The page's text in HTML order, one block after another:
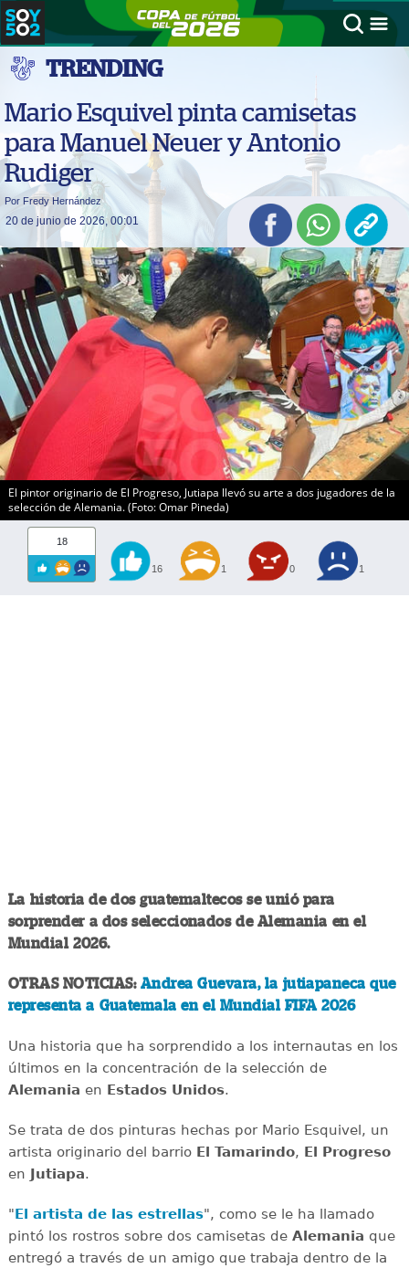
TRENDING
Mario Esquivel pinta camisetas
para Manuel Neuer y Antonio
Rudiger
Por Fredy Hernández
20 de junio de 2026, 00:01
El pintor originario de El Progreso, Jutiapa llevó su arte a dos jugadores de la
selección de Alemania. (Foto: Omar Pineda)
18
16 1 0 1
La historia de dos guatemaltecos se unió para
sorprender a dos seleccionados de Alemania en el
Mundial 2026.
OTRAS NOTICIAS: Andrea Guevara, la jutiapaneca que
representa a Guatemala en el Mundial FIFA 2026
Una historia que ha sorprendido a los internautas en los
últimos en la concentración de la selección de
Alemania en Estados Unidos.
Se trata de dos pinturas hechas por Mario Esquivel, un
artista originario del barrio El Tamarindo, El Progreso
en Jutiapa.
"El artista de las estrellas", como se le ha llamado
pintó los rostros sobre dos camisetas de Alemania que
entregó a través de un amigo que trabaja dentro de la